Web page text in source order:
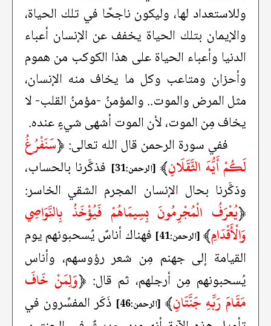
وللاستعداد لها، وليكون ناجحًا في تلك الحياة،
والإيمان بتلك الحياة يخفف عن الإنسان أعباء
الدنيا وأعباء الحياة على هذا الكوكب من هموم
وأحزان ومتاعب وكل ما يخاف منه الإنسان،
مثل المرض والموت.. والمؤمنُ -مؤمنُ القلب- لا
يخاف مِن الموت، لأن الموت أشهى شيءٍ عنده.
ففي سورة الرحمن قال الله تعالى: ﴿سَنَفْرُغُ
لَكُمْ أَيُّهَ الثَّقَلَانِ﴾ [الرحمن:31]
فذكَّرنا بالحساب،
وذكَّرنا بحال الإنسان المجرم الشقي الخاسر:
﴿يُعْرَفُ الْمُجْرِمُونَ بِسِيمَاهُمْ فَيُؤْخَذُ بِالنَّوَاصِي
وَالْأَقْدَامِ﴾ [الرحمن:41]
فهناك أناسٌ يُسحبونهم يوم
القيامة إلى جهنم مِن شعر رؤوسهم، وأناس
يُسحبونهم مِن أرجلهم، ثم قال: ﴿وَلِمَنْ خَافَ
مَقَامَ رَبِّهِ جَنَّتَانِ﴾ [الرحمن:46]
ذَكَر المفسِّرون في